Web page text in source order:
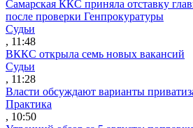
Самарская ККС приняла отставку
после проверки Генпрокуратуры
Судьи
, 11:48
ВККС открыла семь новых вакансий
Судьи
, 11:28
Власти обсуждают варианты
Практика
, 10:50